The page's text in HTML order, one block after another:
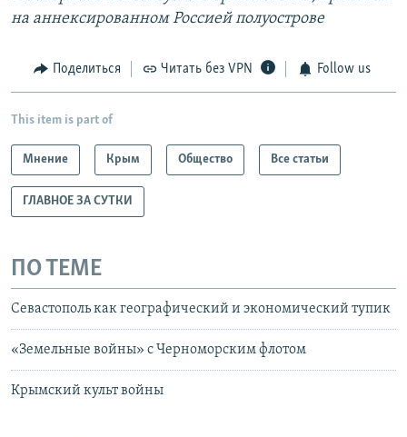
на аннексированном Россией полуострове
Поделиться Читать без VPN Follow us
This item is part of
Мнение Крым Общество Все статьи
ГЛАВНОЕ ЗА СУТКИ
ПО ТЕМЕ
Севастополь как географический и экономический тупик
«Земельные войны» с Черноморским флотом
Крымский культ войны